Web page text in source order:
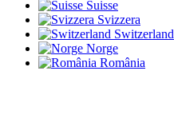
Suisse
Svizzera
Switzerland
Norge
România